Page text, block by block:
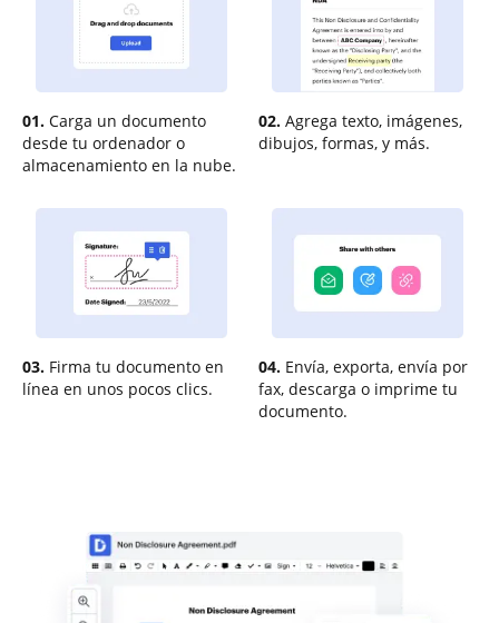
01. Carga un documento
desde tu ordenador o
almacenamiento en la nube.
02. Agrega texto, imágenes,
dibujos, formas, y más.
03. Firma tu documento en
línea en unos pocos clics.
04. Envía, exporta, envía por
fax, descarga o imprime tu
documento.